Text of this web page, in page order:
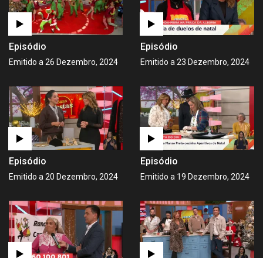
Episódio
Emitido a 26 Dezembro, 2024
Episódio
Emitido a 23 Dezembro, 2024
Episódio
Emitido a 20 Dezembro, 2024
Episódio
Emitido a 19 Dezembro, 2024